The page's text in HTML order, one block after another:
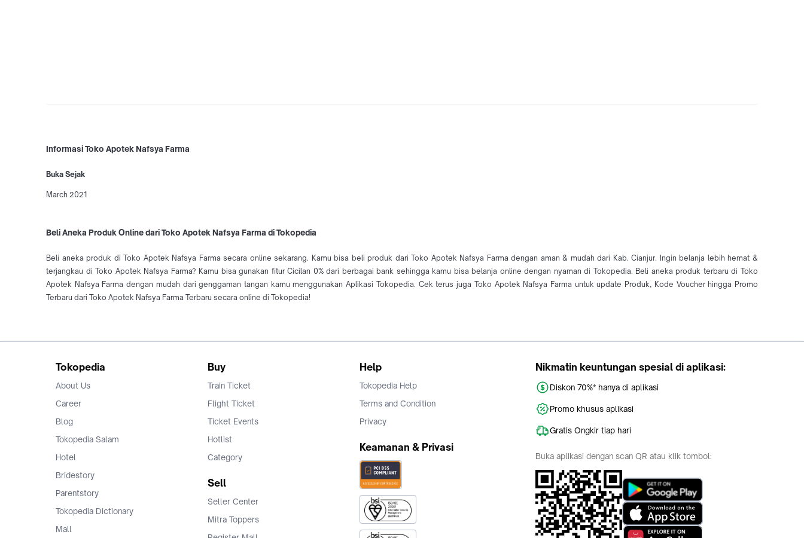
Informasi Toko Apotek Nafsya Farma
Buka Sejak
March 2021
Beli Aneka Produk Online dari Toko Apotek Nafsya Farma di Tokopedia
Beli aneka produk di Toko Apotek Nafsya Farma secara online sekarang. Kamu bisa beli produk dari Toko Apotek Nafsya Farma dengan aman & mudah dari Kab. Cianjur. Ingin belanja lebih hemat &
terjangkau di Toko Apotek Nafsya Farma? Kamu bisa gunakan fitur Cicilan 0% dari berbagai bank sehingga kamu bisa belanja online dengan nyaman di Tokopedia. Beli aneka produk terbaru di Toko
Apotek Nafsya Farma dengan mudah dari genggaman tangan kamu menggunakan Aplikasi Tokopedia. Cek terus juga Toko Apotek Nafsya Farma untuk update Produk, Kode Voucher hingga Promo
Terbaru dari Toko Apotek Nafsya Farma Terbaru secara online di Tokopedia!
Tokopedia
About Us
Career
Blog
Tokopedia Salam
Hotel
Bridestory
Parentstory
Tokopedia Dictionary
Mall
Buy
Train Ticket
Flight Ticket
Ticket Events
Hotlist
Category
Sell
Seller Center
Mitra Toppers
Help
Tokopedia Help
Terms and Condition
Privacy
Keamanan & Privasi
Nikmatin keuntungan spesial di aplikasi:
Diskon 70%* hanya di aplikasi
Promo khusus aplikasi
Gratis Ongkir tiap hari
Buka aplikasi dengan scan QR atau klik tombol: